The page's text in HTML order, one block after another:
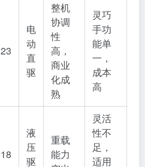
23
电
动
直
驱
整机
协调
性
高，
商业
化成
熟
灵巧
手功
能单
一，
成本
高
18
液
压
驱
重载
能力
灵活
性不
足，
适用